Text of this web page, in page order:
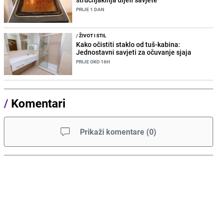
PRIJE 1 DAN
/ŽIVOT I STIL
Kako očistiti staklo od tuš-kabina:
Jednostavni savjeti za očuvanje sjaja
PRIJE OKO 16H
/ Komentari
Prikaži komentare (0)